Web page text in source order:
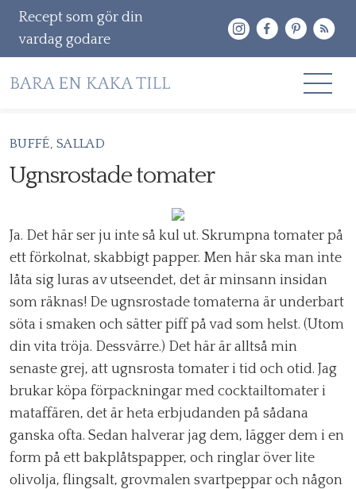
Recept som gör din
vardag godare
Gå
till
OM MIG
KONTAKT & PR
Sök
efter:
BUFFÉ SALLAD
Ugnsrostade tomater
Ja. Det här ser ju inte så kul ut. Skrumpna tomater på
ett förkolnat, skabbigt papper. Men här ska man inte
låta sig luras av utseendet, det är minsann insidan
som räknas! De ugnsrostade tomaterna är underbart
söta i smaken och sätter piff på vad som helst. (Utom
din vita tröja. Dessvärre.) Det här är alltså min
senaste grej, att ugnsrosta tomater i tid och otid. Jag
brukar köpa förpackningar med cocktailtomater i
mataffären, det är heta erbjudanden på sådana
ganska ofta. Sedan halverar jag dem, lägger dem i en
form på ett bakplåtspapper, och ringlar över lite
olivolja, flingsalt, grovmalen svartpeppar och någon